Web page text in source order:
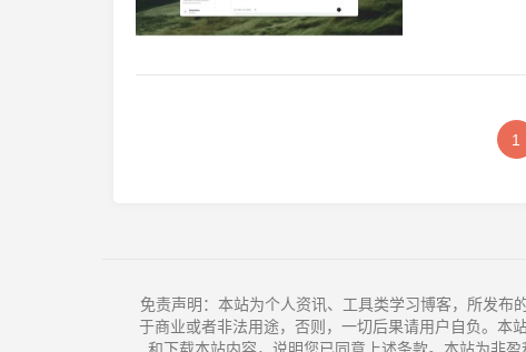
1
免责声明：本站为个人资讯、工具类学习博客，所发布
于商业或者非法用途，否则，一切后果请用户自负。本